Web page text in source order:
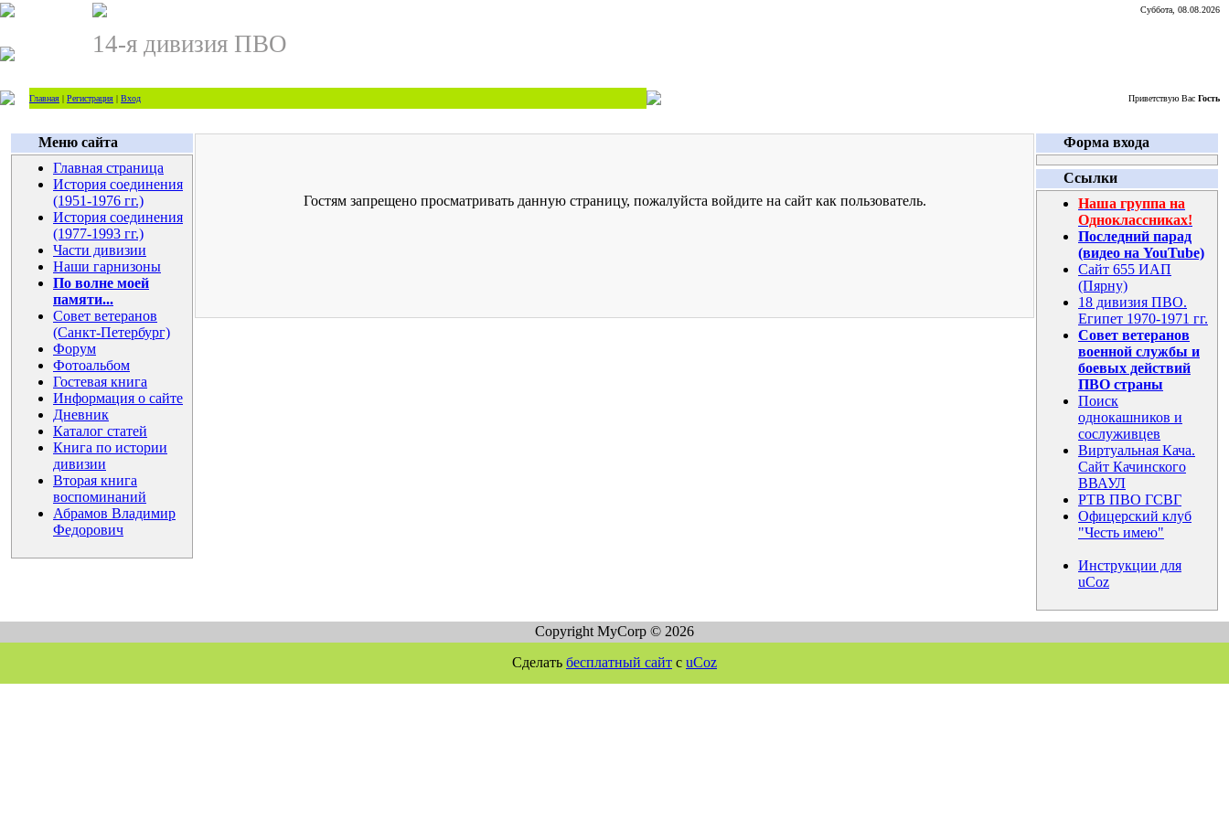
Суббота, 08.08.2026
14-я дивизия ПВО
Главная | Регистрация | Вход Приветствую Вас Гость
Меню сайта
Главная страница
История соединения
(1951-1976 гг.)
История соединения
(1977-1993 гг.)
Части дивизии
Наши гарнизоны
По волне моей
памяти...
Совет ветеранов
(Санкт-Петербург)
Форум
Фотоальбом
Гостевая книга
Информация о сайте
Дневник
Каталог статей
Книга по истории
дивизии
Вторая книга
воспоминаний
Абрамов Владимир
Федорович
Гостям запрещено просматривать данную страницу, пожалуйста войдите на сайт как пользователь.
Форма входа
Ссылки
Наша группа на
Одноклассниках!
Последний парад
(видео на YouTube)
Сайт 655 ИАП
(Пярну)
18 дивизия ПВО.
Египет 1970-1971 гг.
Совет ветеранов
военной службы и
боевых действий
ПВО страны
Поиск
однокашников и
сослуживцев
Виртуальная Кача.
Сайт Качинского
ВВАУЛ
РТВ ПВО ГСВГ
Офицерский клуб
"Честь имею"
Инструкции для
uCoz
Copyright MyCorp © 2026
Сделать бесплатный сайт с uCoz